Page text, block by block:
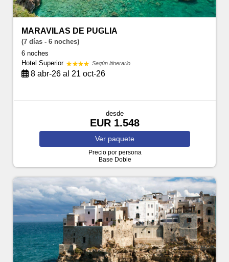
MARAVILAS DE PUGLIA
(7 días - 6 noches)
6 noches
Hotel Superior
Según itinerario
8 abr-26 al 21 oct-26
desde
EUR 1.548
Ver paquete
Precio por persona
Base Doble